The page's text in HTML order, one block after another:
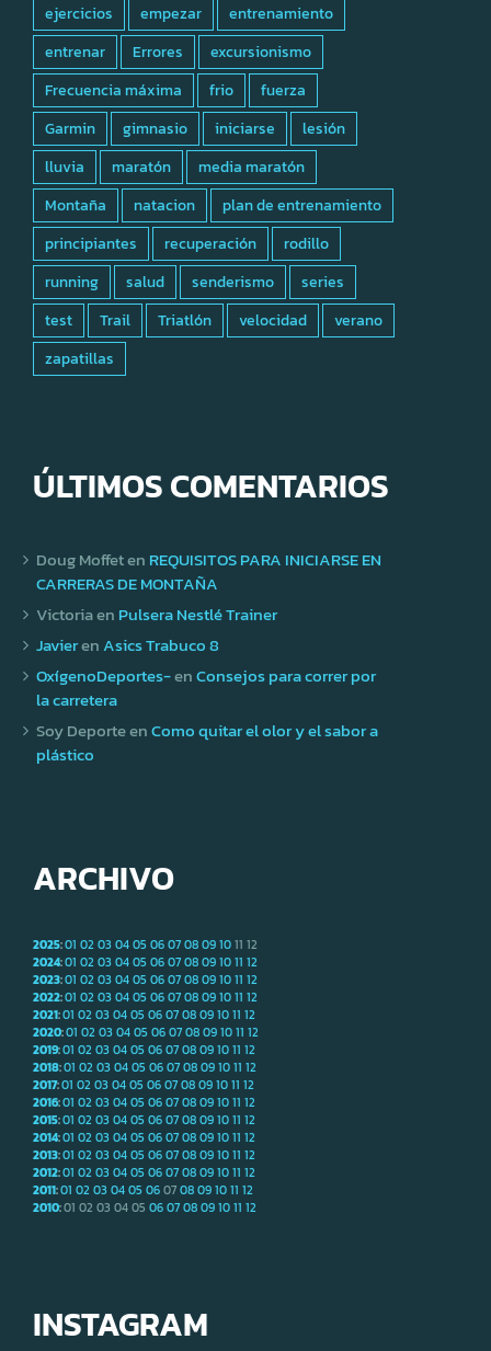
ejercicios
empezar
entrenamiento
entrenar
Errores
excursionismo
Frecuencia máxima
frio
fuerza
Garmin
gimnasio iniciarse
lesión
lluvia
maratón
media maratón
Montaña
natacion
plan de entrenamiento
principiantes
recuperación
rodillo
running
salud senderismo
series
test
Trail Triatlón velocidad
verano
zapatillas
ÚLTIMOS COMENTARIOS
Doug Moffeten REQUISITOS PARA INICIARSE EN
CARRERAS DE MONTAÑA
Victoriaen Pulsera Nestlé Trainer
JavierenAsics Trabuco 8
OxígenoDeportes-enConsejos para correr por
la carretera
Soy DeporteenComo quitar el olor y el sabor a
plástico
ARCHIVO
2025:01 02 030405060708091011 12
2024:01 02 030405060708091011 12
2023:01 02 030405060708091011 12
2022:01 02 030405060708091011 12
2021:01 02 030405060708091011 12
2020:01 02 030405060708091011 12
2019:01 02 030405060708091011 12
2018:01 02 030405060708091011 12
2017:01 02 030405060708091011 12
2016:01 02 030405060708091011 12
2015:01 02 030405060708091011 12
2014:01 02 030405060708091011 12
2013:01 02 030405060708091011 12
2012:01 02 030405060708091011 12
2011:01 02 030405060708091011 12
2010:01 02 03 0405 060708091011 12
INSTAGRAM